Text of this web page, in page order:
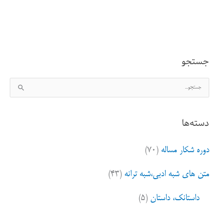
باخت
جستجو
س
ج
ب
ا
دسته‌ها
دوره شکار مساله (۷۰)
متن های شبه ادبی،شبه ترانه (۴۳)
داستانک، داستان (۵)